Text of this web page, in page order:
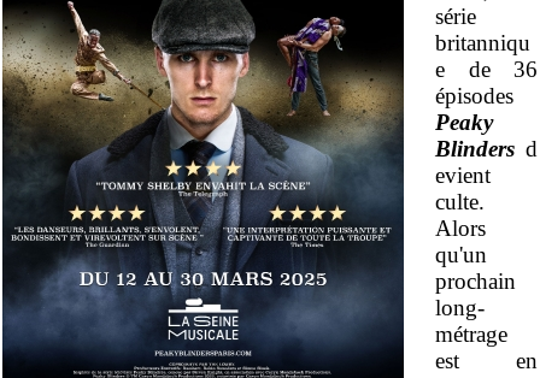
série
britanniqu
e de 36
épisodes
Peaky
Blinders d
evient
culte.
Alors
qu'un
prochain
long-
métrage
est en